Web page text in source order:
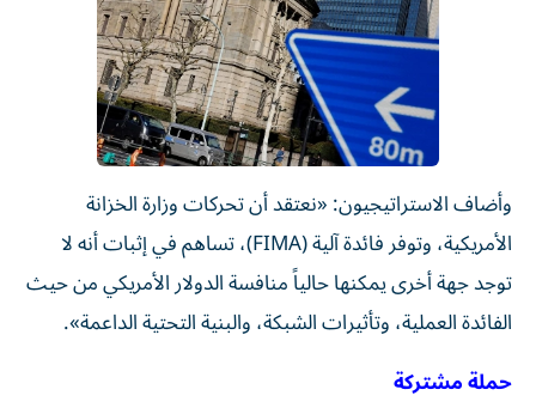
وأضاف الاستراتيجيون: «نعتقد أن تحركات وزارة الخزانة
الأمريكية، وتوفر فائدة آلية (FIMA)، تساهم في إثبات أنه لا
توجد جهة أخرى يمكنها حالياً منافسة الدولار الأمريكي من حيث
الفائدة العملية، وتأثيرات الشبكة، والبنية التحتية الداعمة».
حملة مشتركة